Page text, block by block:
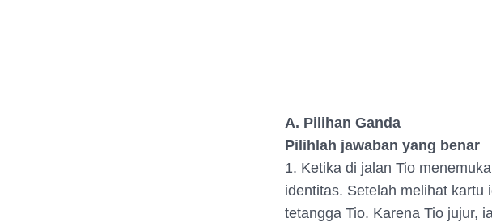
A. Pilihan Ganda
Pilihlah jawaban yang benar
1. Ketika di jalan Tio
identitas. Setelah melihat kartu
tetangga Tio. Karena Tio jujur,